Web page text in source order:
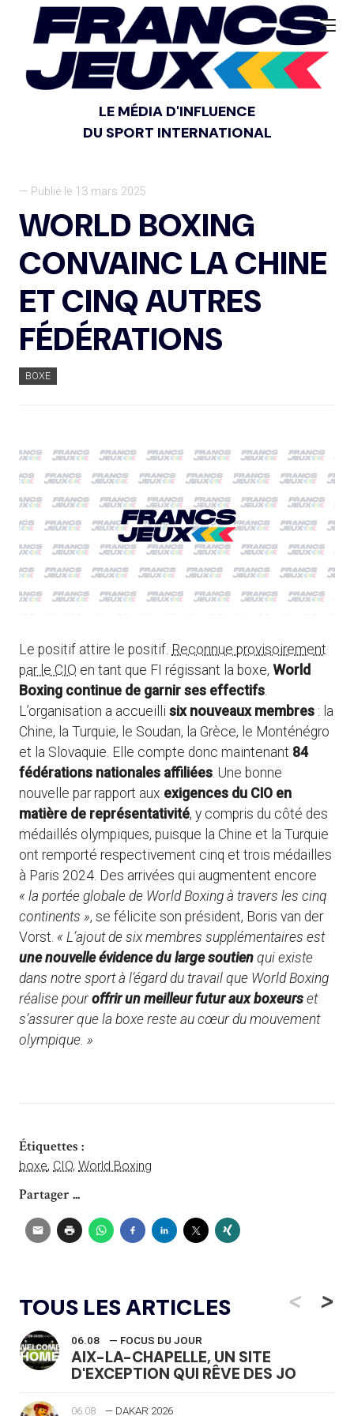
LE MÉDIA D'INFLUENCE
DU SPORT INTERNATIONAL
— Publié le 13 mars 2025
WORLD BOXING
CONVAINC LA CHINE
ET CINQ AUTRES
FÉDÉRATIONS
BOXE
Le positif attire le positif. Reconnue provisoirement
par le CIO en tant que FI régissant la boxe, World
Boxing continue de garnir ses effectifs.
L’organisation a accueilli six nouveaux membres : la
Chine, la Turquie, le Soudan, la Grèce, le Monténégro
et la Slovaquie. Elle compte donc maintenant 84
fédérations nationales affiliées. Une bonne
nouvelle par rapport aux exigences du CIO en
matière de représentativité, y compris du côté des
médaillés olympiques, puisque la Chine et la Turquie
ont remporté respectivement cinq et trois médailles
à Paris 2024. Des arrivées qui augmentent encore
« la portée globale de World Boxing à travers les cinq
continents », se félicite son président, Boris van der
Vorst. « L’ajout de six membres supplémentaires est
une nouvelle évidence du large soutien qui existe
dans notre sport à l’égard du travail que World Boxing
réalise pouroffrir un meilleur futur aux boxeurs et
s’assurer que la boxe reste au cœur du mouvement
olympique. »
Étiquettes :
boxe, CIO, World Boxing
Partager ...
TOUS LES ARTICLES <
06.08 — FOCUS DU JOUR
AIX-LA-CHAPELLE, UN SITE
D'EXCEPTION QUI RÊVE DES JO
06.08 — DAKAR 2026
>